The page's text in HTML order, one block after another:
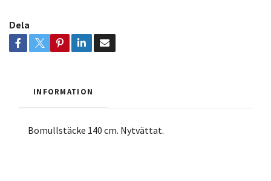
Dela
INFORMATION
Bomullstäcke 140 cm. Nytvättat.